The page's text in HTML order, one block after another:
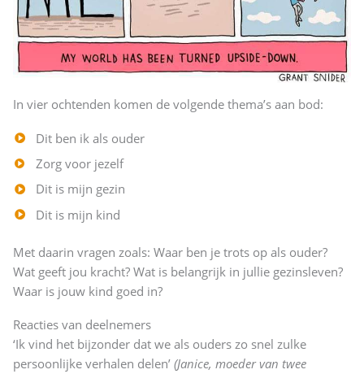
In vier ochtenden komen de volgende thema’s aan bod:
Dit ben ik als ouder
Zorg voor jezelf
Dit is mijn gezin
Dit is mijn kind
Met daarin vragen zoals: Waar ben je trots op als ouder?
Wat geeft jou kracht? Wat is belangrijk in jullie gezinsleven?
Waar is jouw kind goed in?
Reacties van deelnemers
‘Ik vind het bijzonder dat we als ouders zo snel zulke
persoonlijke verhalen delen’ (Janice, moeder van twee